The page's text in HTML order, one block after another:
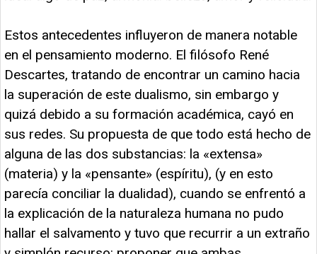
Estos antecedentes influyeron de manera notable
en el pensamiento moderno. El filósofo René
Descartes, tratando de encontrar un camino hacia
la superación de este dualismo, sin embargo y
quizá debido a su formación académica, cayó en
sus redes. Su propuesta de que todo está hecho de
alguna de las dos substancias: la «extensa»
(materia) y la «pensante» (espíritu), (y en esto
parecía conciliar la dualidad), cuando se enfrentó a
la explicación de la naturaleza humana no pudo
hallar el salvamento y tuvo que recurrir a un extraño